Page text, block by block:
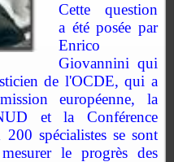
Cette question
a été posée par
Enrico
Giovannini qui
de l'OCDE, qui a
européenne, la
et la Conférence
spécialistes se sont
le progrès des